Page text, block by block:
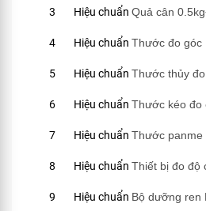
3 Hiệu chuẩn Quả cân
4 Hiệu chuẩn Thước đo góc
5 Hiệu chuẩn Thước thủy
6 Hiệu chuẩn Thước kéo đo
7 Hiệu chuẩn Thước panme
8 Hiệu chuẩn Thiết bị đo độ
9 Hiệu chuẩn Bộ dưỡng ren